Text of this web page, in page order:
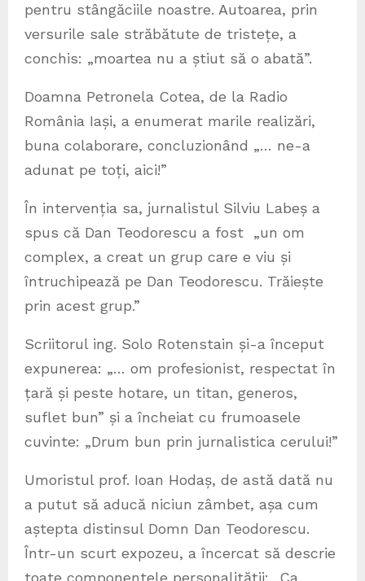
pentru stângăciile noastre. Autoarea, prin
versurile sale străbătute de tristețe, a
conchis: „moartea nu a știut să o abată”.
Doamna Petronela Cotea, de la Radio
România Iași, a enumerat marile realizări,
buna colaborare, concluzionând „… ne-a
adunat pe toți, aici!”
În intervenția sa, jurnalistul Silviu Labeș a
spus că Dan Teodorescu a fost „un om
complex, a creat un grup care e viu și
întruchipează pe Dan Teodorescu. Trăiește
prin acest grup.”
Scriitorul ing. Solo Rotenstain și-a început
expunerea: „… om profesionist, respectat în
țară și peste hotare, un titan, generos,
suflet bun” și a încheiat cu frumoasele
cuvinte: „Drum bun prin jurnalistica cerului!”
Umoristul prof. Ioan Hodaș, de astă dată nu
a putut să aducă niciun zâmbet, așa cum
aștepta distinsul Domn Dan Teodorescu.
Într-un scurt expozeu, a încercat să descrie
toate componentele personalității: „Ca